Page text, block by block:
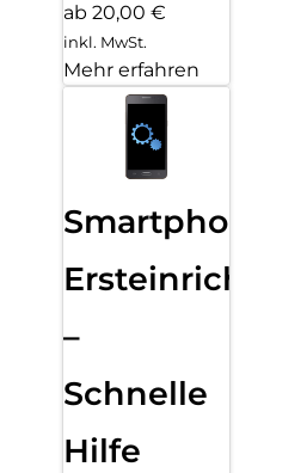
ab 20,00 €
inkl. MwSt.
Mehr erfahren
Smartphone
Ersteinrichtung
–
Schnelle
Hilfe